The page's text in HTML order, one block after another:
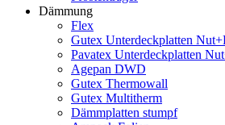
Dämmung
Flex
Gutex Unterdeckplatten
Pavatex Unterdeckplatten
Agepan DWD
Gutex Thermowall
Gutex Multitherm
Dämmplatten stumpf